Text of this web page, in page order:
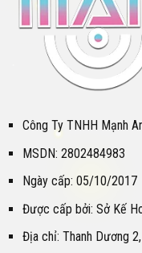
Công Ty TNHH Mạnh
MSDN: 2802484983
Ngày cấp: 05/10/2017
Được cấp bởi: Sở Kế
Địa chỉ: Thanh Dương